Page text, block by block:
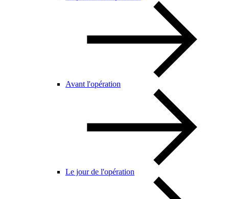
Avant l'opération
Le jour de l'opération